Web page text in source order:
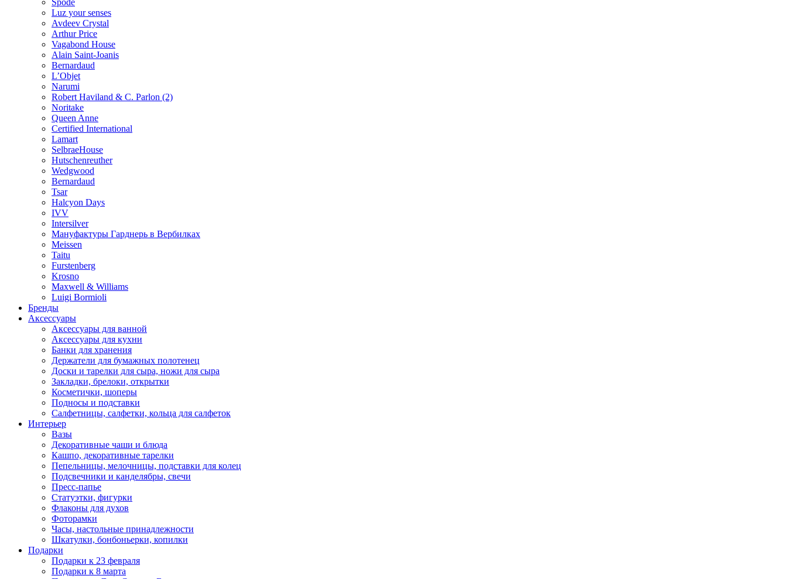
Spode
Luz your senses
Avdeev Crystal
Arthur Price
Vagabond House
Alain Saint-Joanis
Bernardaud
L’Objet
Narumi
Robert Haviland & C. Parlon (2)
Noritakе
Queen Anne
Certified International
Lamart
SelbraeHouse
Hutschenreuther
Wedgwood
Bernardaud
Tsar
Halcyon Days
IVV
Intersilver
Мануфактуры Гарднерь в Вербилках
Meissen
Taitu
Furstenberg
Krosno
Maxwell & Williams
Luigi Bormioli
Бренды
Аксессуары
Аксессуары для ванной
Аксессуары для кухни
Банки для хранения
Держатели для бумажных полотенец
Доски и тарелки для сыра, ножи для сыра
Закладки, брелоки, открытки
Косметички, шоперы
Подносы и подставки
Салфетницы, салфетки, кольца для салфеток
Интерьер
Вазы
Декоративные чаши и блюда
Кашпо, декоративные тарелки
Пепельницы, мелочницы, подставки для колец
Подсвечники и канделябры, свечи
Пресс-папье
Статуэтки, фигурки
Флаконы для духов
Фоторамки
Часы, настольные принадлежности
Шкатулки, бонбоньерки, копилки
Подарки
Подарки к 23 февраля
Подарки к 8 марта